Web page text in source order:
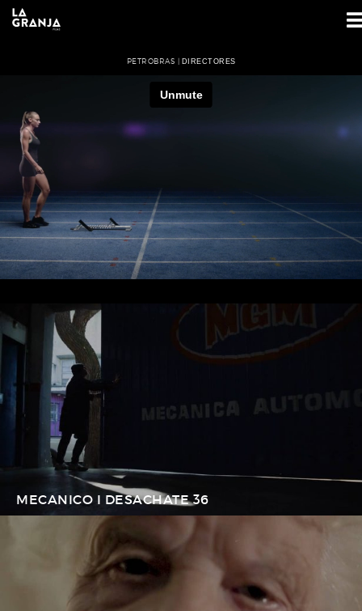
PETROBRAS | DIRECTORES
MECANICO I DESACHATE 36